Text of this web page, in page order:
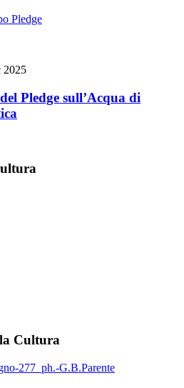
2025
Pledge sull’Acqua di
Cultura